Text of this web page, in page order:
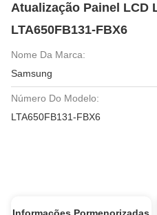
Atualização Painel LCD
LTA650FB131-FBX6
Nome Da Marca:
Samsung
Número Do Modelo:
LTA650FB131-FBX6